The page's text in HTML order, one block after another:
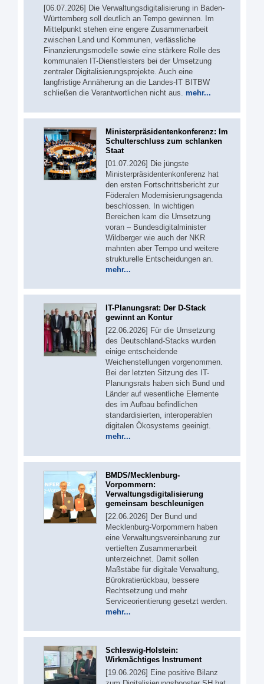
[06.07.2026] Die Verwaltungsdigitalisierung in Baden-
Württemberg soll deutlich an Tempo gewinnen. Im
Mittelpunkt stehen eine engere Zusammenarbeit
zwischen Land und Kommunen, verlässliche
Finanzierungsmodelle sowie eine stärkere Rolle des
kommunalen IT-Dienstleisters bei der Umsetzung
zentraler Digitalisierungsprojekte. Auch eine
langfristige Annäherung an die Landes-IT BITBW
schließen die Verantwortlichen nicht aus. mehr...
Ministerpräsidentenkonferenz: Im
Schulterschluss zum schlanken
Staat
[01.07.2026] Die jüngste
Ministerpräsidentenkonferenz hat
den ersten Fortschrittsbericht zur
Föderalen Modernisierungsagenda
beschlossen. In wichtigen
Bereichen kam die Umsetzung
voran – Bundesdigitalminister
Wildberger wie auch der NKR
mahnten aber Tempo und weitere
strukturelle Entscheidungen an.
mehr...
IT-Planungsrat: Der D-Stack
gewinnt an Kontur
[22.06.2026] Für die Umsetzung
des Deutschland-Stacks wurden
einige entscheidende
Weichenstellungen vorgenommen.
Bei der letzten Sitzung des IT-
Planungsrats haben sich Bund und
Länder auf wesentliche Elemente
des im Aufbau befindlichen
standardisierten, interoperablen
digitalen Ökosystems geeinigt.
mehr...
BMDS/Mecklenburg-
Vorpommern:
Verwaltungsdigitalisierung
gemeinsam beschleunigen
[22.06.2026] Der Bund und
Mecklenburg-Vorpommern haben
eine Verwaltungsvereinbarung zur
vertieften Zusammenarbeit
unterzeichnet. Damit sollen
Maßstäbe für digitale Verwaltung,
Bürokratierückbau, bessere
Rechtsetzung und mehr
Serviceorientierung gesetzt werden.
mehr...
Schleswig-Holstein:
Wirkmächtiges Instrument
[19.06.2026] Eine positive Bilanz